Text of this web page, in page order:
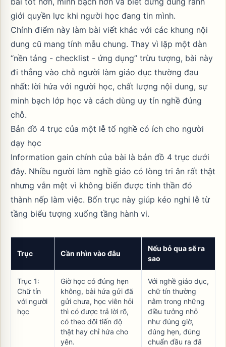
giới quyền lực khi người học đang tin mình.
Chính điểm này làm bài viết khác với các khung nội
dung cũ mang tính mẫu chung. Thay vì lặp một dàn
“nền tảng - checklist - ứng dụng” trừu tượng, bài này
đi thẳng vào chỗ người làm giáo dục thường đau
nhất: lời hứa với người học, chất lượng nội dung, sự
minh bạch lớp học và cách dùng uy tín nghề đúng
chỗ.
Bản đồ 4 trục của một lễ tổ nghề có ích cho người
dạy học
Information gain chính của bài là bản đồ 4 trục dưới
đây. Nhiều người làm nghề giáo có lòng tri ân rất thật
nhưng vẫn mệt vì không biến được tinh thần đó
thành nếp làm việc. Bốn trục này giúp kéo nghi lễ từ
tầng biểu tượng xuống tầng hành vi.
Trục Cần nhìn vào đâu
Nếu bỏ qua sẽ ra
sao
Trục 1:
Chữ tín
với người
học
Giờ học có đúng hẹn
không, bài hứa gửi đã
gửi chưa, học viên hỏi
thì có được trả lời rõ,
có theo dõi tiến độ
thật hay chỉ hứa cho
yên.
Với nghề giáo dục,
chữ tín thường
nằm trong những
điều tưởng nhỏ
như đúng giờ,
đúng hẹn, đúng
chuẩn đầu ra đã